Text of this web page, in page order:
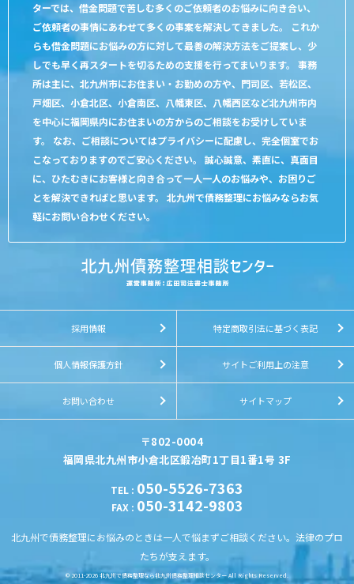
ターでは、借金問題で苦しむ多くのご依頼者のお悩みに向き合い、
ご依頼者の事情にあわせて多くの事案を解決してきました。 これか
らも借金問題にお悩みの方に対して最善の解決方法をご提案し、少
しでも早く再スタートを切るための支援を行ってまいります。 事務
所は主に、北九州市にお住まい・お勤めの方や、門司区、若松区、
戸畑区、小倉北区、小倉南区、八幡東区、八幡西区など北九州市内
を中心に福岡県内にお住まいの方からのご相談をお受けしていま
す。 なお、ご相談についてはプライバシーに配慮し、完全個室でお
こなっておりますのでご安心ください。 誠心誠意、素直に、真面目
に、ひたむきにお客様と向き合って一人一人のお悩みや、お困りご
とを解決できればと思います。 北九州で債務整理にお悩みならお気
軽にお問い合わせください。
採用情報 特定商取引法に基づく表記
個人情報保護方針 サイトご利用上の注意
お問い合わせ サイトマップ
〒802-0004
福岡県北九州市小倉北区鍛冶町1丁目1番1号 3F
TEL : 050-5526-7363
FAX : 050-3142-9803
北九州で債務整理にお悩みのときは一人で悩まずご相談ください。法律のプロ
たちが支えます。
© 2011-2026 北九州で債務整理なら北九州債務整理相談センターAll Rights Reserved.